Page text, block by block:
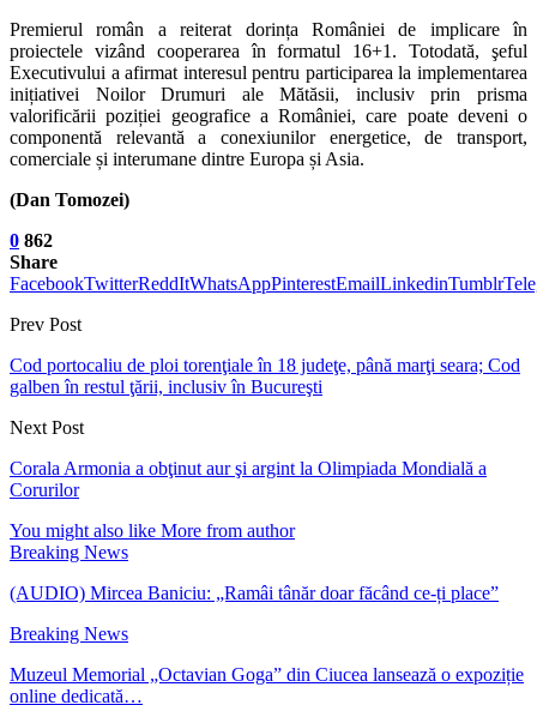
Premierul român a reiterat dorința României de implicare în
proiectele vizând cooperarea în formatul 16+1. Totodată, şeful
Executivului a afirmat interesul pentru participarea la implementarea
inițiativei Noilor Drumuri ale Mătăsii, inclusiv prin prisma
valorificării poziției geografice a României, care poate deveni o
componentă relevantă a conexiunilor energetice, de transport,
comerciale și interumane dintre Europa și Asia.
(Dan Tomozei)
0 862
Share
FacebookTwitterReddItWhatsAppPinterestEmailLinkedinTumblr
Prev Post
Cod portocaliu de ploi torenţiale în 18 judeţe, până marţi seara; Cod
galben în restul ţării, inclusiv în Bucureşti
Next Post
Corala Armonia a obţinut aur şi argint la Olimpiada Mondială a
Corurilor
You might also like More from author
Breaking News
(AUDIO) Mircea Baniciu: „Ramâi tânăr doar făcând ce-ți place”
Breaking News
Muzeul Memorial „Octavian Goga” din Ciucea lansează o expoziție
online dedicată…